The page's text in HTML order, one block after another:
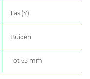
1 as (Y)
Buigen
Tot 65 mm